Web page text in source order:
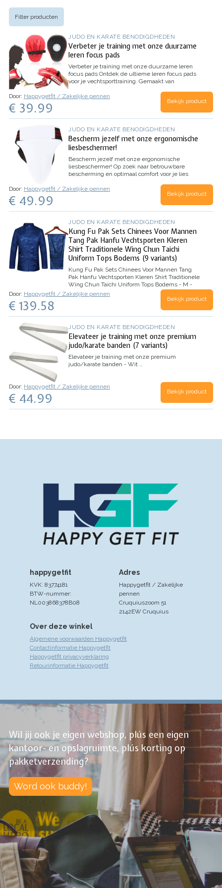
Filter producten
JUDO EN KARATE BENODIGDHEDEN
Verbeter je training met onze duurzame
leren focus pads
Verbeter je training met onze duurzame leren
focus pads Ontdek de ultieme leren focus pads
voor je vechtsporttraining. Gemaakt van
perfecte combinatie van duurzaamheid en
Door: Happygetfit / Zakelijke pennen
€ 39.99 Bekijk product
JUDO EN KARATE BENODIGDHEDEN
Bescherm jezelf met onze ergonomische
liesbeschermer!
Bescherm jezelf met onze ergonomische
liesbeschermer! Op zoek naar betrouwbare
bescherming en optimaal comfort voor je lies
Taekwondo, boksen en Karate? Dan is onze
liesbeschermer de perfecte oplossing voor jou!…
Door: Happygetfit / Zakelijke pennen
€ 49.99 Bekijk product
JUDO EN KARATE BENODIGDHEDEN
Kung Fu Pak Sets Chinees Voor Mannen
Tang Pak Hanfu Vechtsporten Kleren
Shirt Traditionele Wing Chun Taichi
Uniform Tops Bodems (9 variants)
Kung Fu Pak Sets Chinees Voor Mannen Tang
Pak Hanfu Vechtsporten Kleren Shirt Traditionele
Wing Chun Taichi Uniform Tops Bodems - M -
Marine Blauw Materiaal:Katoen en polyester;
Pasvorm Type:Ontspannen; Stijl:Traditioneel
Chinees Kung Fu Uniform; Geslacht:Heren
…
Door: Happygetfit / Zakelijke pennen
€ 139.58 Bekijk product
JUDO EN KARATE BENODIGDHEDEN
Elevateer je training met onze premium
judo/karate banden (7 variants)
Elevateer je training met onze premium
judo/karate banden - Wit …
Door: Happygetfit / Zakelijke pennen
€ 44.99 Bekijk product
Over deze winkel
Algemene voorwaarden Happygetfit
Contactinformatie Happygetfit
Happygetfit privacyverklaring
Retourinformatie Happygetfit
Adres
Happygetfit / Zakelijke
pennen
Cruquiuszoom 51
2142EW Cruquius
happygetfit
KVK: 83774181
BTW-nummer:
NL003868378B08
Wil jij ook je eigen webshop, plús een eigen
kantoor- en opslagruimte, plús korting op
pakketverzending?
Word ook buddy!